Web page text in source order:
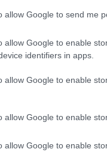
allow Google to send me
allow Google to enable
identifiers in apps.
allow Google to enable
allow Google to enable
allow Google to enable
a Viski
között a Liszt Ferenc